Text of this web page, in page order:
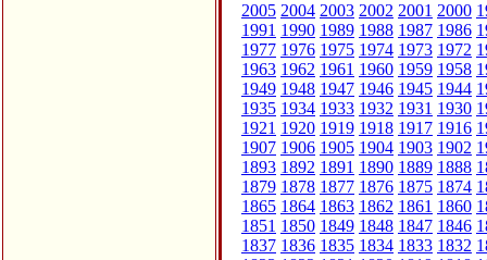
2005 2004 2003 2002 2001 2000
1991 1990 1989 1988 1987 1986
1977 1976 1975 1974 1973 1972
1963 1962 1961 1960 1959 1958
1949 1948 1947 1946 1945 1944
1935 1934 1933 1932 1931 1930
1921 1920 1919 1918 1917 1916
1907 1906 1905 1904 1903 1902
1893 1892 1891 1890 1889 1888
1879 1878 1877 1876 1875 1874
1865 1864 1863 1862 1861 1860
1851 1850 1849 1848 1847 1846
1837 1836 1835 1834 1833 1832